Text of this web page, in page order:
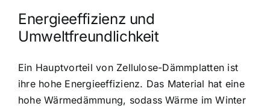
Energieeffizienz und
Umweltfreundlichkeit
Ein Hauptvorteil von Zellulose-Dämmplatten ist
ihre hohe Energieeffizienz. Das Material hat eine
hohe Wärmedämmung, sodass Wärme im Winter